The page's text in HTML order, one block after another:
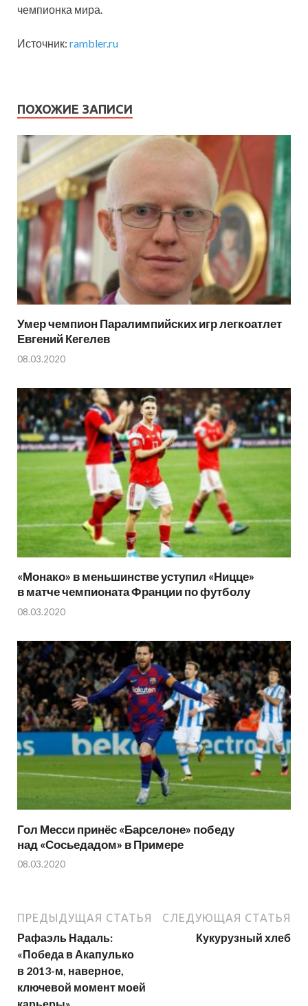
чемпионка мира.
Источник: rambler.ru
ПОХОЖИЕ ЗАПИСИ
Умер чемпион Паралимпийских игр легкоатлет
Евгений Кегелев
08.03.2020
«Монако» в меньшинстве уступил «Ницце»
в матче чемпионата Франции по футболу
08.03.2020
Гол Месси принёс «Барселоне» победу
над «Сосьедадом» в Примере
08.03.2020
ПРЕДЫДУЩАЯ СТАТЬЯ
Рафаэль Надаль:
«Победа в Акапулько
в 2013-м, наверное,
ключевой момент моей
СЛЕДУЮЩАЯ СТАТЬЯ
Кукурузный хлеб